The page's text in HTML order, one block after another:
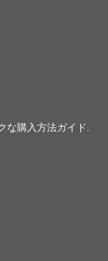
購入方法ガイド.